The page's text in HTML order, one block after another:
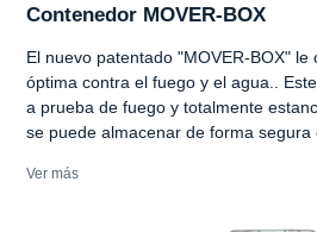
Contenedor MOVER-BOX
El nuevo patentado "MOVER-BOX" le
óptima contra el fuego y el agua..
a prueba de fuego y totalmente
se puede almacenar de forma segura
Ver más